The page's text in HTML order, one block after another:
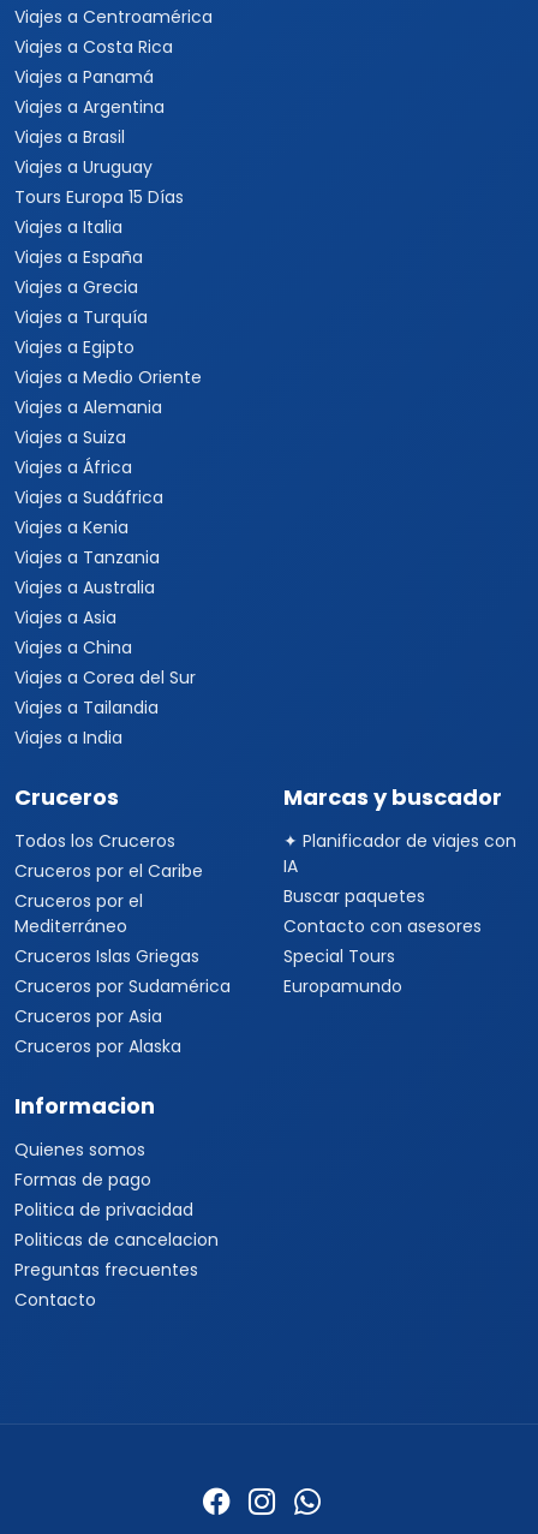
Viajes a Centroamérica
Viajes a Costa Rica
Viajes a Panamá
Viajes a Argentina
Viajes a Brasil
Viajes a Uruguay
Tours Europa 15 Días
Viajes a Italia
Viajes a España
Viajes a Grecia
Viajes a Turquía
Viajes a Egipto
Viajes a Medio Oriente
Viajes a Alemania
Viajes a Suiza
Viajes a África
Viajes a Sudáfrica
Viajes a Kenia
Viajes a Tanzania
Viajes a Australia
Viajes a Asia
Viajes a China
Viajes a Corea del Sur
Viajes a Tailandia
Viajes a India
Cruceros
Todos los Cruceros
Cruceros por el Caribe
Cruceros por el
Mediterráneo
Cruceros Islas Griegas
Cruceros por Sudamérica
Cruceros por Asia
Cruceros por Alaska
Marcas y buscador
✦ Planificador de viajes con
IA
Buscar paquetes
Contacto con asesores
Special Tours
Europamundo
Informacion
Quienes somos
Formas de pago
Politica de privacidad
Politicas de cancelacion
Preguntas frecuentes
Contacto